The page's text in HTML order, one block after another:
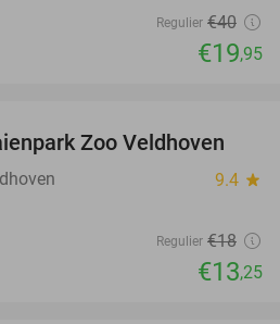
Regulier €40
€19,95
26%
Zoo Veldhoven
9.4 star
Regulier €18
€13,25